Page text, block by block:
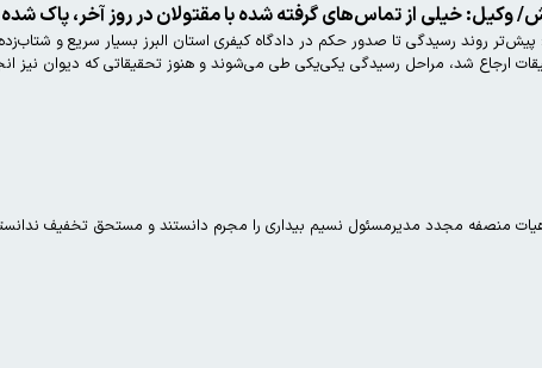
خیلی از تماس‌های گرفته شده با مقتولان در روز آخر، پاک شده
روند رسیدگی تا صدور حکم در دادگاه کیفری استان البرز بسیار سریع و
ارجاع شد، مراحل رسیدگی یکی‌یکی طی می‌شوند و هنوز تحقیقاتی که دیوان نیز
منصفه مجدد مدیرمسئول نسیم بیداری را مجرم دانستند و مستحق تخفیف